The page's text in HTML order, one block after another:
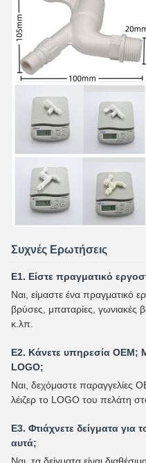
Συχνές Ερωτήσεις
Ε1. Είστε πραγματικό
Ναι, είμαστε ένα πραγματικό
βρύσες, μπαταρίες, γωνιακές
κ.λπ.
Ε2. Κάνετε υπηρεσία OEM;
LOGO;
Ναι, δεχόμαστε παραγγελίες
λέιζερ το LOGO του πελάτη
Ε3. Φτιάχνετε δείγματα για
αυτά;